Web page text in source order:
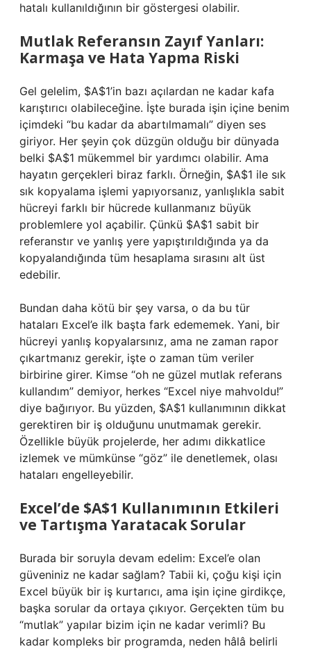
hatalı kullanıldığının bir göstergesi olabilir.
Mutlak Referansın Zayıf Yanları:
Karmaşa ve Hata Yapma Riski
Gel gelelim, $A$1’in bazı açılardan ne kadar kafa
karıştırıcı olabileceğine. İşte burada işin içine benim
içimdeki “bu kadar da abartılmamalı” diyen ses
giriyor. Her şeyin çok düzgün olduğu bir dünyada
belki $A$1 mükemmel bir yardımcı olabilir. Ama
hayatın gerçekleri biraz farklı. Örneğin, $A$1 ile sık
sık kopyalama işlemi yapıyorsanız, yanlışlıkla sabit
hücreyi farklı bir hücrede kullanmanız büyük
problemlere yol açabilir. Çünkü $A$1 sabit bir
referanstır ve yanlış yere yapıştırıldığında ya da
kopyalandığında tüm hesaplama sırasını alt üst
edebilir.
Bundan daha kötü bir şey varsa, o da bu tür
hataları Excel’e ilk başta fark edememek. Yani, bir
hücreyi yanlış kopyalarsınız, ama ne zaman rapor
çıkartmanız gerekir, işte o zaman tüm veriler
birbirine girer. Kimse “oh ne güzel mutlak referans
kullandım” demiyor, herkes “Excel niye mahvoldu!”
diye bağırıyor. Bu yüzden, $A$1 kullanımının dikkat
gerektiren bir iş olduğunu unutmamak gerekir.
Özellikle büyük projelerde, her adımı dikkatlice
izlemek ve mümkünse “göz” ile denetlemek, olası
hataları engelleyebilir.
Excel’de $A$1 Kullanımının Etkileri
ve Tartışma Yaratacak Sorular
Burada bir soruyla devam edelim: Excel’e olan
güveniniz ne kadar sağlam? Tabii ki, çoğu kişi için
Excel büyük bir iş kurtarıcı, ama işin içine girdikçe,
başka sorular da ortaya çıkıyor. Gerçekten tüm bu
“mutlak” yapılar bizim için ne kadar verimli? Bu
kadar kompleks bir programda, neden hâlâ belirli